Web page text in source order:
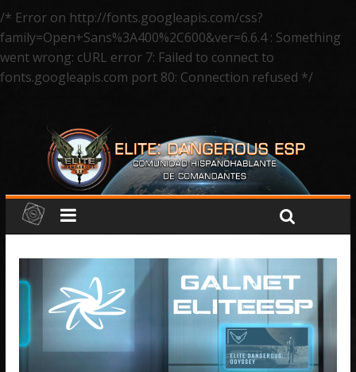
/* Error on http://fonts.googleapis.com/css?
family=Open+Sans%3A400%2C600&ver=6.6.4 : Something
went wrong: cURL error 7: Failed to connect to
fonts.googleapis.com port 80: Connection refused */